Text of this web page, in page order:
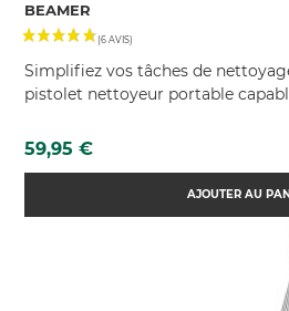
BEAMER
Simplifiez vos tâches de
pistolet nettoyeur portable
Prix
59,95 €
AJOUTER AU